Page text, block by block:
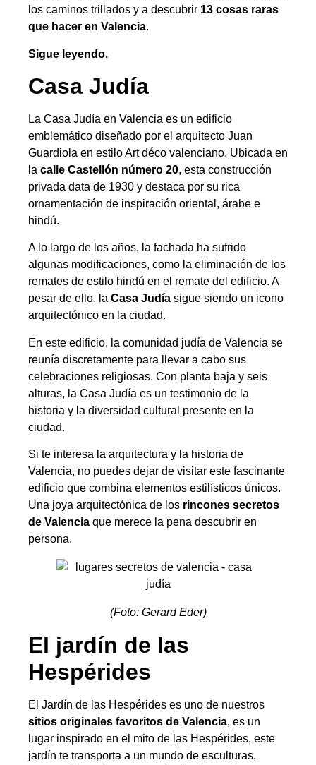
los caminos trillados y a descubrir 13 cosas raras
que hacer en Valencia.
Sigue leyendo.
Casa Judía
La Casa Judía en Valencia es un edificio
emblemático diseñado por el arquitecto Juan
Guardiola en estilo Art déco valenciano. Ubicada en
la calle Castellón número 20, esta construcción
privada data de 1930 y destaca por su rica
ornamentación de inspiración oriental, árabe e
hindú.
A lo largo de los años, la fachada ha sufrido
algunas modificaciones, como la eliminación de los
remates de estilo hindú en el remate del edificio. A
pesar de ello, la Casa Judía sigue siendo un icono
arquitectónico en la ciudad.
En este edificio, la comunidad judía de Valencia se
reunía discretamente para llevar a cabo sus
celebraciones religiosas. Con planta baja y seis
alturas, la Casa Judía es un testimonio de la
historia y la diversidad cultural presente en la
ciudad.
Si te interesa la arquitectura y la historia de
Valencia, no puedes dejar de visitar este fascinante
edificio que combina elementos estilísticos únicos.
Una joya arquitectónica de los rincones secretos
de Valencia que merece la pena descubrir en
persona.
(Foto: Gerard Eder)
El jardín de las
Hespérides
El Jardín de las Hespérides es uno de nuestros
sitios originales favoritos de Valencia, es un
lugar inspirado en el mito de las Hespérides, este
jardín te transporta a un mundo de esculturas,